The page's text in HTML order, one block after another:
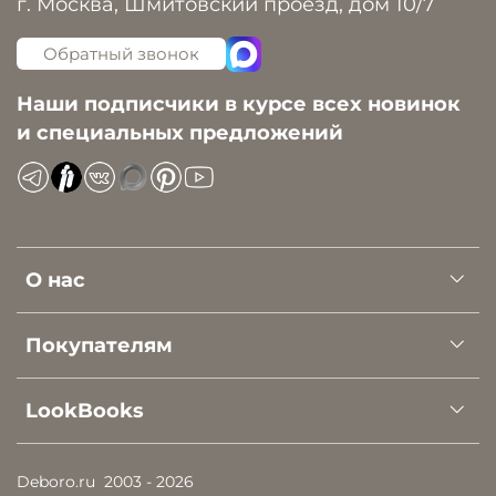
О нас
Покупателям
LookBooks
Обратный звонок
Наши подписчики в курсе всех новинок
и специальных предложений
Deboro.ru 2003 - 2026